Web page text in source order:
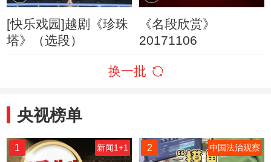
[快乐戏园]越剧《珍珠
塔》（选段）
《名段欣赏》
20171106
换一批
央视榜单
1 新闻1+1 2 中国法治观察